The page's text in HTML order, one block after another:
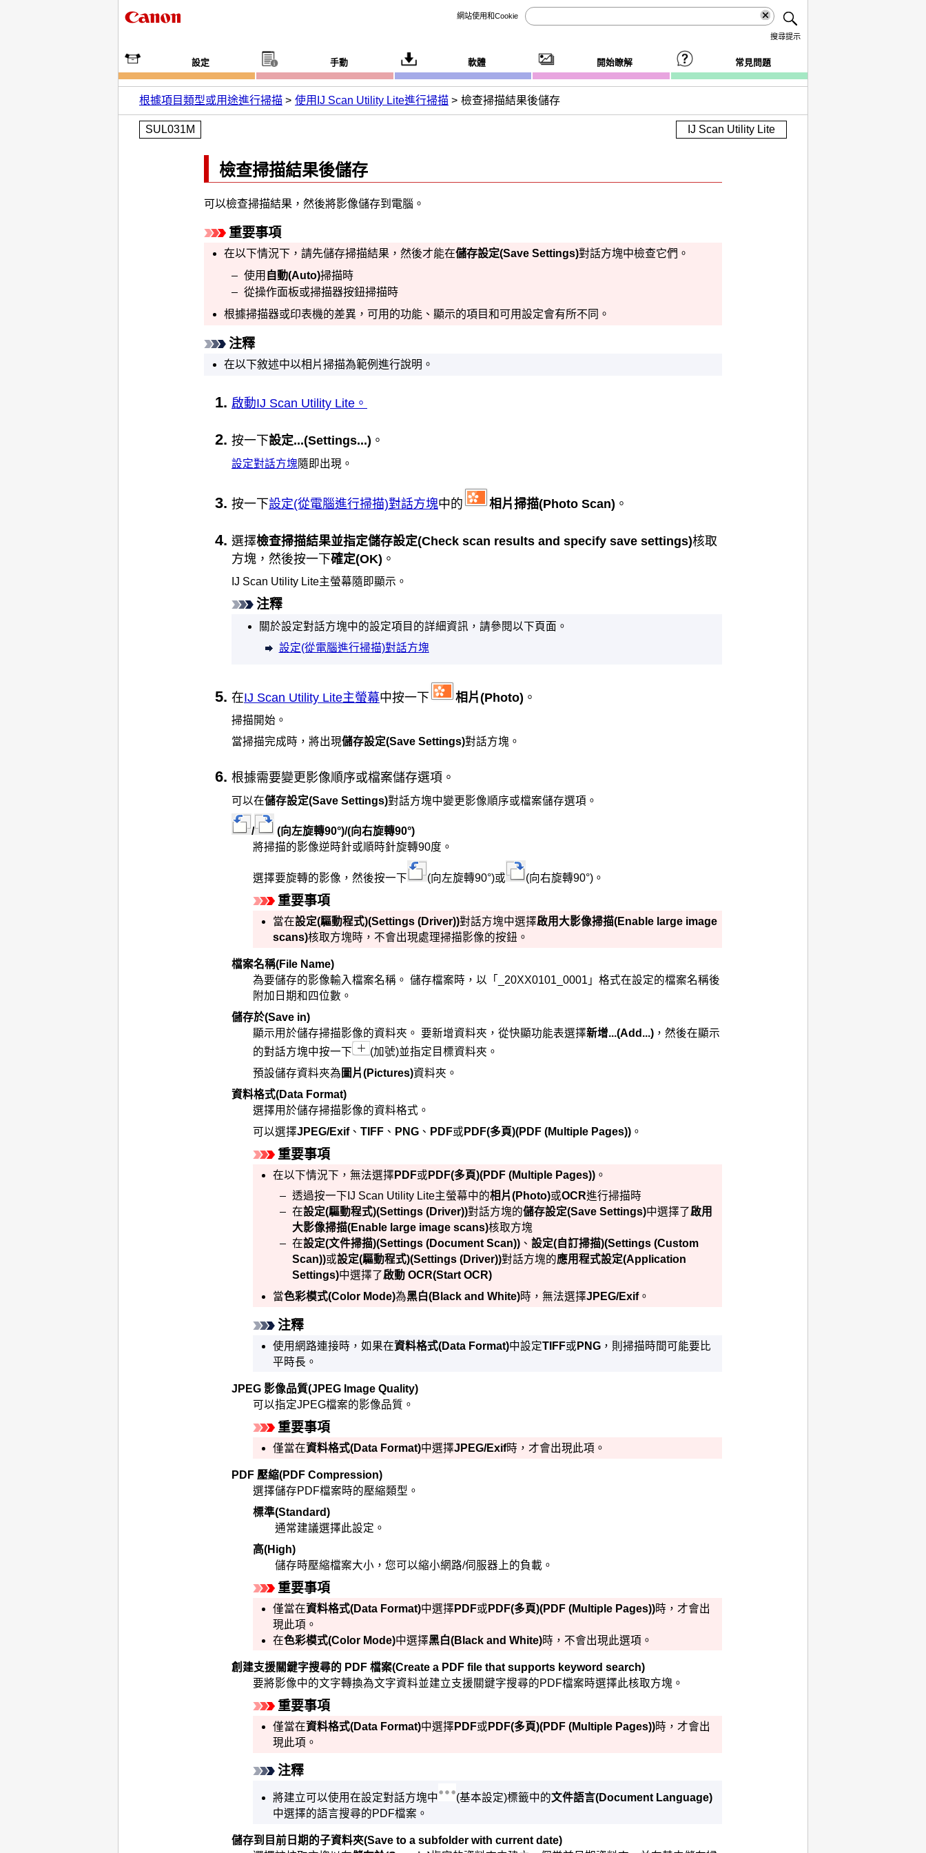
網站使用和Cookie
搜尋提示
設定 手動 軟體 開始瞭解 常見問題
根據項目類型或用途進行掃描 使用IJ Scan Utility Lite進行掃描 檢查掃描結果後儲存
SUL031M IJ Scan Utility Lite
檢查掃描結果後儲存
可以檢查掃描結果，然後將影像儲存到電腦。
重要事項
在以下情況下，請先儲存掃描結果，然後才能在儲存設定(Save Settings)對話方塊中檢查它們。
使用 自動(Auto)掃描時
從操作面板或掃描器按鈕掃描時
根據掃描器或印表機的差異，可用的功能、顯示的項目和可用設定會有所不同。
注釋
在以下敘述中以相片掃描為範例進行說明。
啟動IJ Scan Utility Lite 。
按一下設定...(Settings...) 。
設定對話方塊隨即出現。
按一下設定(從電腦進行掃描)對話方塊中的 相片掃描(Photo Scan) 。
選擇檢查掃描結果並指定儲存設定(Check scan results and specify save settings)核取
方塊，然後按一下確定(OK) 。
IJ Scan Utility Lite主螢幕隨即顯示。
注釋
關於設定對話方塊中的設定項目的詳細資訊，請參閱以下頁面。
設定(從電腦進行掃描)對話方塊
在IJ Scan Utility Lite主螢幕中按一下 相片(Photo) 。
掃描開始。
當掃描完成時，將出現儲存設定(Save Settings)對話方塊。
根據需要變更影像順序或檔案儲存選項。
可以在儲存設定(Save Settings)對話方塊中變更影像順序或檔案儲存選項。
/
(向左旋轉90°)/(向右旋轉90°)
將掃描的影像逆時針或順時針旋轉90度。
選擇要旋轉的影像，然後按一下 (向左旋轉90°)或 (向右旋轉90°)。
重要事項
當在設定(驅動程式)(Settings (Driver))對話方塊中選擇啟用大影像掃描(Enable large image
scans)核取方塊時，不會出現處理掃描影像的按鈕。
檔案名稱(File Name)
為要儲存的影像輸入檔案名稱。 儲存檔案時，以「_20XX0101_0001」格式在設定的檔案名稱後
附加日期和四位數。
儲存於(Save in)
顯示用於儲存掃描影像的資料夾。 要新增資料夾，從快顯功能表選擇新增...(Add...) ，然後在顯示
的對話方塊中按一下
(加號)並指定目標資料夾。
預設儲存資料夾為 圖片(Pictures)資料夾。
資料格式(Data Format)
選擇用於儲存掃描影像的資料格式。
可以選擇JPEG/Exif、TIFF 、 PNG 、 PDF或 PDF(多頁)(PDF (Multiple Pages)) 。
重要事項
在以下情況下，無法選擇 PDF或 PDF(多頁)(PDF (Multiple Pages))。
透過按一下 IJ Scan Utility Lite主螢幕中的相片(Photo)或OCR進行掃描時
在設定(驅動程式)(Settings (Driver))對話方塊的儲存設定(Save Settings)中選擇了啟用
大影像掃描(Enable large image scans)核取方塊
在設定(文件掃描)(Settings (Document Scan))、 設定(自訂掃描)(Settings (Custom
Scan))或設定(驅動程式)(Settings (Driver))對話方塊的應用程式設定(Application
Settings)中選擇了啟動 OCR(Start OCR)
當色彩模式(Color Mode)為黑白(Black and White)時，無法選擇JPEG/Exif。
注釋
使用網路連接時，如果在資料格式(Data Format)中設定TIFF或 PNG，則掃描時間可能要比
平時長。
JPEG 影像品質(JPEG Image Quality)
可以指定JPEG檔案的影像品質。
重要事項
僅當在資料格式(Data Format)中選擇JPEG/Exif時，才會出現此項。
PDF 壓縮(PDF Compression)
選擇儲存PDF檔案時的壓縮類型。
標準(Standard)
通常建議選擇此設定。
高(High)
儲存時壓縮檔案大小，您可以縮小網路/伺服器上的負載。
重要事項
僅當在資料格式(Data Format)中選擇 PDF或 PDF(多頁)(PDF (Multiple Pages))時，才會出
現此項。
在色彩模式(Color Mode)中選擇黑白(Black and White)時，不會出現此選項。
創建支援關鍵字搜尋的 PDF 檔案(Create a PDF file that supports keyword search)
要將影像中的文字轉換為文字資料並建立支援關鍵字搜尋的PDF檔案時選擇此核取方塊。
重要事項
僅當在資料格式(Data Format)中選擇 PDF或 PDF(多頁)(PDF (Multiple Pages))時，才會出
現此項。
注釋
將建立可以使用在設定對話方塊中 (基本設定)標籤中的文件語言(Document Language)
中選擇的語言搜尋的PDF檔案。
儲存到目前日期的子資料夾(Save to a subfolder with current date)